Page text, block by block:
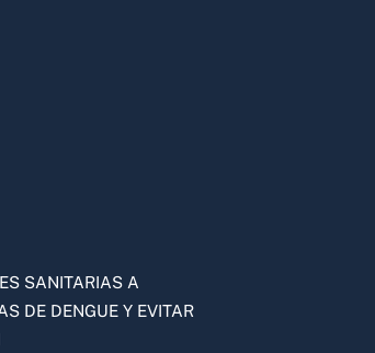
SANITARIAS A
DE DENGUE Y EVITAR